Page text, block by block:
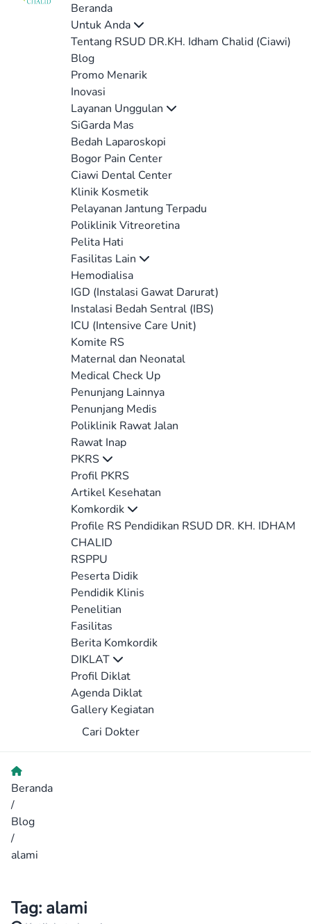
Beranda
Untuk Anda
Tentang RSUD DR.KH. Idham Chalid (Ciawi)
Blog
Promo Menarik
Inovasi
Layanan Unggulan
SiGarda Mas
Bedah Laparoskopi
Bogor Pain Center
Ciawi Dental Center
Klinik Kosmetik
Pelayanan Jantung Terpadu
Poliklinik Vitreoretina
Pelita Hati
Fasilitas Lain
Hemodialisa
IGD (Instalasi Gawat Darurat)
Instalasi Bedah Sentral (IBS)
ICU (Intensive Care Unit)
Komite RS
Maternal dan Neonatal
Medical Check Up
Penunjang Lainnya
Penunjang Medis
Poliklinik Rawat Jalan
Rawat Inap
PKRS
Profil PKRS
Artikel Kesehatan
Komkordik
Profile RS Pendidikan RSUD DR. KH. IDHAM
CHALID
RSPPU
Peserta Didik
Pendidik Klinis
Penelitian
Fasilitas
Berita Komkordik
DIKLAT
Profil Diklat
Agenda Diklat
Gallery Kegiatan
Cari Dokter
Beranda
/
Blog
/
alami
Tag: alami